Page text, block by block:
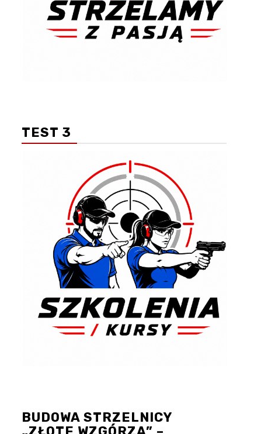
TEST 3
BUDOWA STRZELNICY